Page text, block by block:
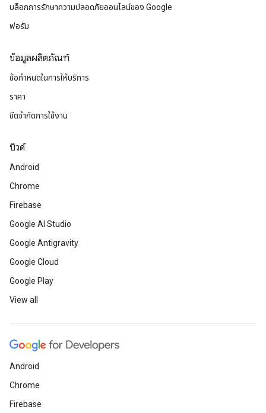
บล็อกการรักษาความปลอดภัยออนไลน์ของ Google
ฟอรัม
ข้อมูลผลิตภัณฑ์
ข้อกำหนดในการให้บริการ
ราคา
ขีดจํากัดการใช้งาน
บิวด์
Android
Chrome
Firebase
Google AI Studio
Google Antigravity
Google Cloud
Google Play
View all
Android
Chrome
Firebase